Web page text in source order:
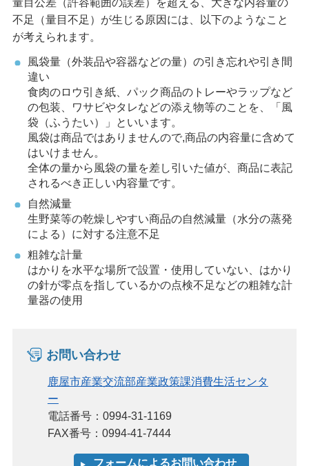
量目公差（許容範囲の誤差）を超える、大きな内容量の
不足（量目不足）が生じる原因には、以下のようなこと
が考えられます。
風袋量（外装品や容器などの量）の引き忘れや引き間
違い
食肉のロウ引き紙、パック商品のトレーやラップなど
の包装、ワサビやタレなどの添え物等のことを、「風
袋（ふうたい）」といいます。
風袋は商品ではありませんので,商品の内容量に含めて
はいけません。
全体の量から風袋の量を差し引いた値が、商品に表記
されるべき正しい内容量です。
自然減量
生野菜等の乾燥しやすい商品の自然減量（水分の蒸発
による）に対する注意不足
粗雑な計量
はかりを水平な場所で設置・使用していない、はかり
の針が零点を指しているかの点検不足などの粗雑な計
量器の使用
お問い合わせ
鹿屋市産業交流部産業政策課消費生活センタ
ー
電話番号：0994-31-1169
FAX番号：0994-41-7444